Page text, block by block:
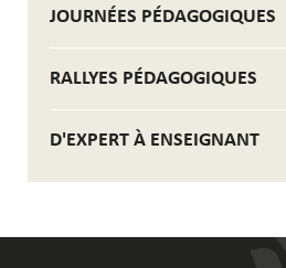
JOURNÉES PÉDAGOGIQUES
RALLYES PÉDAGOGIQUES
D'EXPERT À ENSEIGNANT